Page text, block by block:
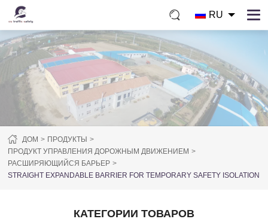
RU
ДОМ
ПРОДУКТЫ
ПРОДУКТ УПРАВЛЕНИЯ ДОРОЖНЫМ ДВИЖЕНИЕМ
РАСШИРЯЮЩИЙСЯ БАРЬЕР
STRAIGHT EXPANDABLE BARRIER FOR TEMPORARY SAFETY ISOLATION
КАТЕГОРИИ ТОВАРОВ